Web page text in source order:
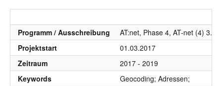
Programm / Ausschreibung
AT:net, Phase 4, AT-net (4) 3.
Projektstart
01.03.2017
Zeitraum
2017 - 2019
Keywords
Geocoding; Adressen;